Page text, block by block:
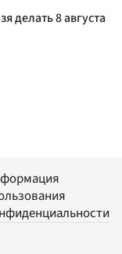
делать 8 августа